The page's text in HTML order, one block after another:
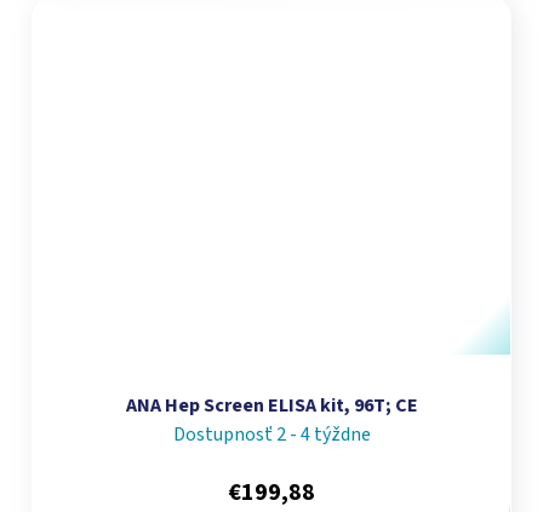
ANA Hep Screen ELISA kit, 96T; CE
Dostupnosť 2 - 4 týždne
€199,88